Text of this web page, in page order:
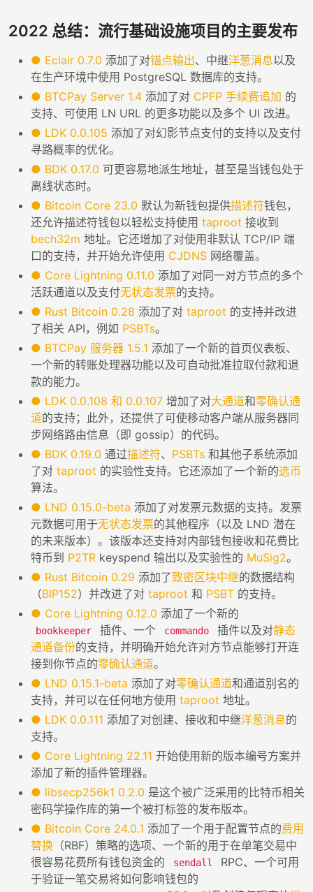
2022 总结：流行基础设施项目的主要发布
● Eclair 0.7.0 添加了对锚点输出、中继洋葱消息以及
在生产环境中使用 PostgreSQL 数据库的支持。
● BTCPay Server 1.4 添加了对 CPFP 手续费追加 的
支持、可使用 LN URL 的更多功能以及多个 UI 改进。
● LDK 0.0.105 添加了对幻影节点支付的支持以及支付
寻路概率的优化。
● BDK 0.17.0 可更容易地派生地址，甚至是当钱包处于
离线状态时。
● Bitcoin Core 23.0 默认为新钱包提供描述符钱包，
还允许描述符钱包以轻松支持使用 taproot 接收到
bech32m 地址。它还增加了对使用非默认 TCP/IP 端
口的支持，并开始允许使用 CJDNS 网络覆盖。
● Core Lightning 0.11.0 添加了对同一对方节点的多个
活跃通道以及支付无状态发票的支持。
● Rust Bitcoin 0.28 添加了对 taproot 的支持并改进
了相关 API，例如 PSBTs。
● BTCPay 服务器 1.5.1 添加了一个新的首页仪表板、
一个新的转账处理器功能以及可自动批准拉取付款和退
款的能力。
● LDK 0.0.108 和 0.0.107 增加了对大通道和零确认通
道的支持；此外，还提供了可使移动客户端从服务器同
步网络路由信息（即 gossip）的代码。
● BDK 0.19.0 通过描述符、 PSBTs 和其他子系统添加
了对 taproot 的实验性支持。它还添加了一个新的选币
算法。
● LND 0.15.0-beta 添加了对发票元数据的支持。发票
元数据可用于无状态发票的其他程序（以及 LND 潜在
的未来版本）。该版本还支持对内部钱包接收和花费比
特币到 P2TR keyspend 输出以及实验性的 MuSig2。
● Rust Bitcoin 0.29 添加了致密区块中继的数据结构
（BIP152）并改进了对 taproot 和 PSBT 的支持。
● Core Lightning 0.12.0 添加了一个新的
bookkeeper 插件、一个 commando 插件以及对静态
通道备份的支持，并明确开始允许对方节点能够打开连
接到你节点的零确认通道。
● LND 0.15.1-beta 添加了对零确认通道和通道别名的
支持，并可以在任何地方使用 taproot 地址。
● LDK 0.0.111 添加了对创建、接收和中继洋葱消息的
支持。
● Core Lightning 22.11 开始使用新的版本编号方案并
添加了新的插件管理器。
● libsecp256k1 0.2.0 是这个被广泛采用的比特币相关
密码学操作库的第一个被打标签的发布版本。
● Bitcoin Core 24.0.1 添加了一个用于配置节点的费用
替换 （RBF）策略的选项、一个新的用于在单笔交易中
很容易花费所有钱包资金的
sendall
RPC、一个可用
于验证一笔交易将如何影响钱包的